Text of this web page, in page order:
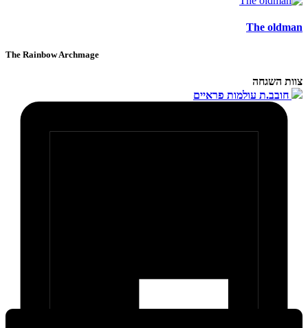
The oldman
The Rainbow Archmage
צוות השגחה
חובב.ת עולמות פראיים